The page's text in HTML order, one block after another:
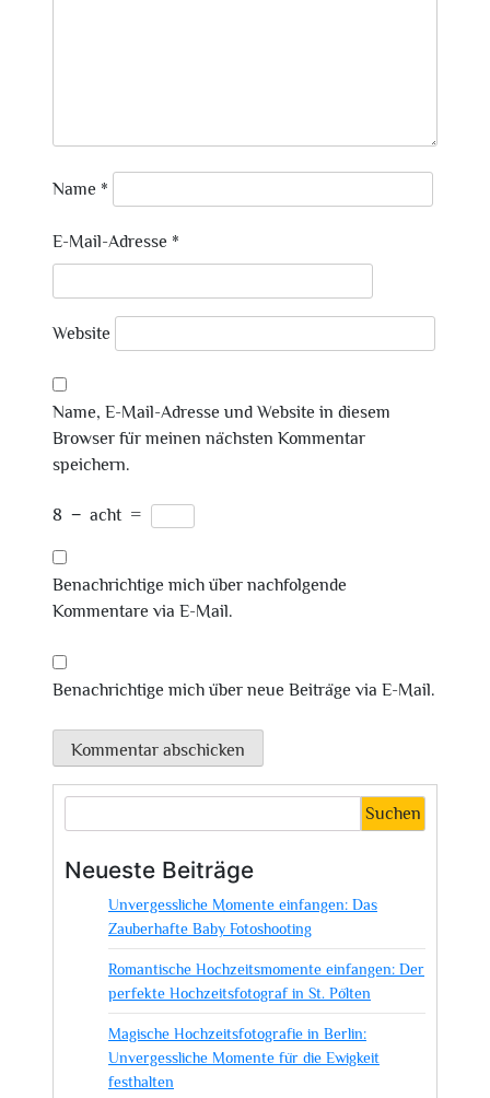
Name *
E-Mail-Adresse *
Website
Name, E-Mail-Adresse und Website in diesem
Browser für meinen nächsten Kommentar
speichern.
8 − acht =
Benachrichtige mich über nachfolgende
Kommentare via E-Mail.
Benachrichtige mich über neue Beiträge via E-Mail.
Suchen
Neueste Beiträge
Unvergessliche Momente einfangen: Das
Zauberhafte Baby Fotoshooting
Romantische Hochzeitsmomente einfangen: Der
perfekte Hochzeitsfotograf in St. Pölten
Magische Hochzeitsfotografie in Berlin:
Unvergessliche Momente für die Ewigkeit
festhalten